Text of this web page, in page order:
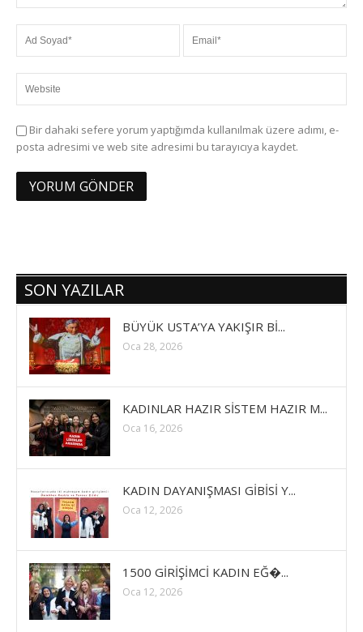
Bir dahaki sefere yorum yaptığımda kullanılmak üzere adımı, e-
posta adresimi ve web site adresimi bu tarayıcıya kaydet.
SON YAZILAR
BÜYÜK USTA’YA YAKIŞIR Bİ...
Oca 28, 2026
KADINLAR HAZIR SİSTEM HAZIR M...
Oca 16, 2026
KADIN DAYANIŞMASI GİBİSİ Y...
Oca 12, 2026
1500 GİRİŞİMCİ KADIN EĞ�...
Oca 12, 2026